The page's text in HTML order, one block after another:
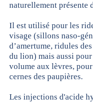
naturellement présente
Il est utilisé pour les
visage (sillons naso-
d’amertume, ridules
du lion) mais aussi
volume aux lèvres,
cernes des paupières.
Les injections d'acide